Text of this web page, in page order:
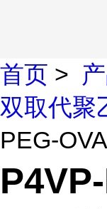
首页 >
双取代聚
PEG-